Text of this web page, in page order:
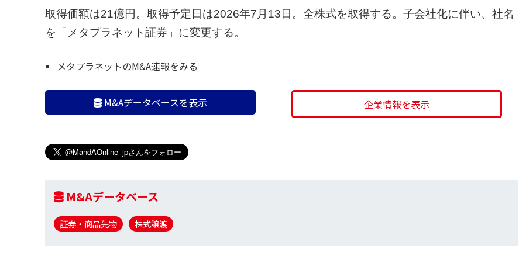
取得価額は21億円。取得予定日は2026年7月13日。全株式を取得する。子会社化に伴い、社名
を「メタプラネット証券」に変更する。
メタプラネットのM&A速報をみる
M&Aデータベースを表示 企業情報を表示
M&Aデータベース
証券・商品先物 株式譲渡